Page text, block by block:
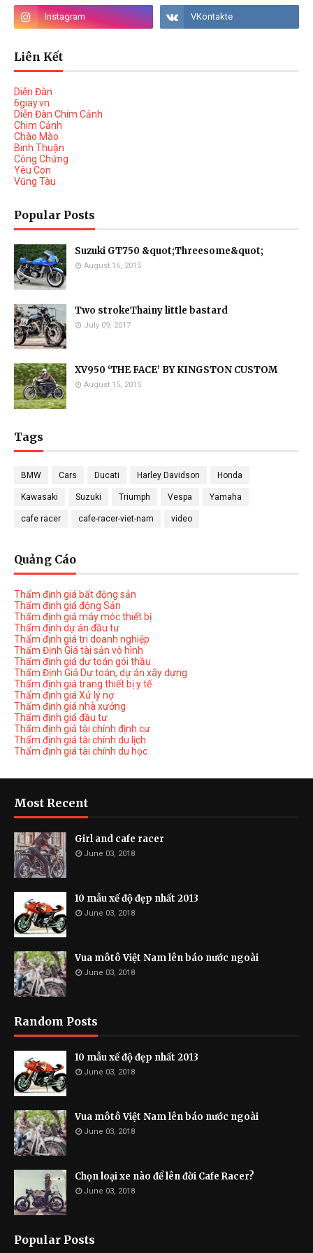
Liên Kết
Diễn Đàn
6giay.vn
Diễn Đàn Chim Cảnh
Chim Cảnh
Chào Mào
Binh Thuận
Công Chứng
Yêu Con
Vũng Tàu
Popular Posts
Suzuki GT750 &quot;Threesome&quot;
August 16, 2015
Two strokeThainy little bastard
July 09, 2017
XV950 ‘THE FACE’ BY KINGSTON CUSTOM
August 15, 2015
Tags
BMW Cars Ducati Harley Davidson Honda
Kawasaki Suzuki Triumph Vespa Yamaha
cafe racer cafe-racer-viet-nam video
Quảng Cáo
Thẩm định giá bất động sản
Thẩm định giá động Sản
Thẩm định giá máy móc thiết bị
Thẩm định dự án đầu tư
Thẩm định giá tri doanh nghiệp
Thẩm Định Giá tài sản vô hình
Thẩm định giá dự toán gói thầu
Thẩm Định Giá Dự toán, dự án xây dựng
Thẩm định giá trang thiết bị y tế
Thẩm định giá Xử lý nợ
Thẩm định giá nhà xưởng
Thẩm định giá đầu tư
Thẩm định giá tài chính định cư
Thẩm định giá tài chính du lịch
Thẩm định giá tài chính du học
Most Recent
Girl and cafe racer
June 03, 2018
10 mẫu xế độ đẹp nhất 2013
June 03, 2018
Vua môtô Việt Nam lên báo nước ngoài
June 03, 2018
Random Posts
10 mẫu xế độ đẹp nhất 2013
June 03, 2018
Vua môtô Việt Nam lên báo nước ngoài
June 03, 2018
Chọn loại xe nào để lên đời Cafe Racer?
June 03, 2018
Popular Posts